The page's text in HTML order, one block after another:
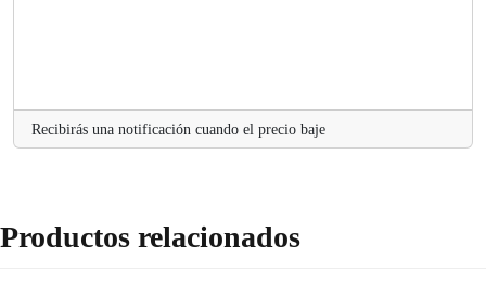
Recibirás una notificación cuando el precio baje
Productos relacionados